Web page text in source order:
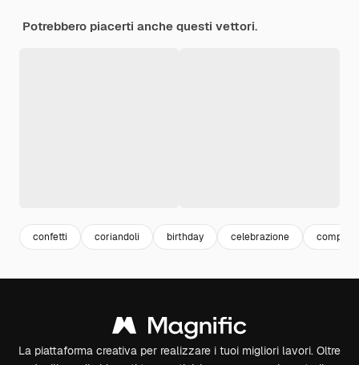
Potrebbero piacerti anche questi vettori.
confetti coriandoli birthday celebrazione
La piattaforma creativa per realizzare i tuoi migliori lavori. Oltre